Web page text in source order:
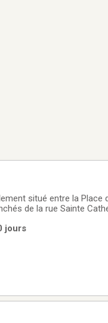
situé entre la Place
de la rue Sainte
jours